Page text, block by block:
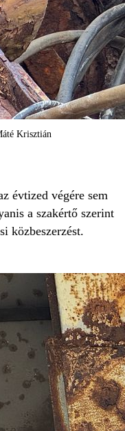
Krisztián
évtized végére sem
a szakértő szerint
közbeszerzést.